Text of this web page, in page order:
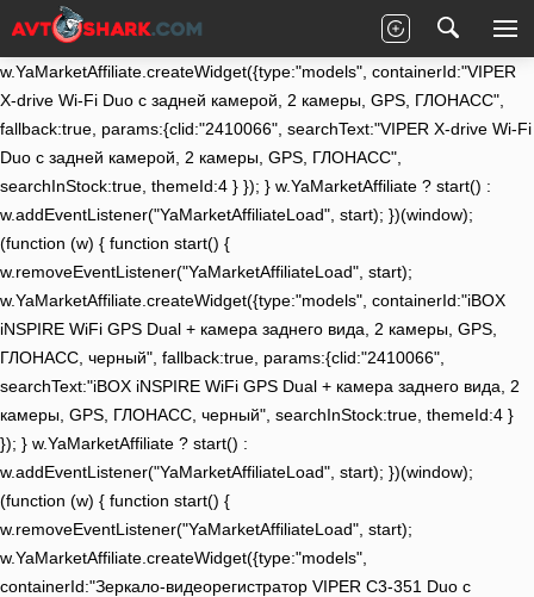
(function (w) { function start() {
w.removeEventListener("YaMarketAffiliateLoad", start);
w.YaMarketAffiliate.createWidget({type:"models", containerId:"VIPER
X-drive Wi-Fi Duo с задней камерой, 2 камеры, GPS, ГЛОНАСС",
fallback:true, params:{clid:"2410066", searchText:"VIPER X-drive Wi-Fi
Duo с задней камерой, 2 камеры, GPS, ГЛОНАСС",
searchInStock:true, themeId:4 } }); } w.YaMarketAffiliate ? start() :
w.addEventListener("YaMarketAffiliateLoad", start); })(window);
(function (w) { function start() {
w.removeEventListener("YaMarketAffiliateLoad", start);
w.YaMarketAffiliate.createWidget({type:"models", containerId:"iBOX
iNSPIRE WiFi GPS Dual + камера заднего вида, 2 камеры, GPS,
ГЛОНАСС, черный", fallback:true, params:{clid:"2410066",
searchText:"iBOX iNSPIRE WiFi GPS Dual + камера заднего вида, 2
камеры, GPS, ГЛОНАСС, черный", searchInStock:true, themeId:4 }
}); } w.YaMarketAffiliate ? start() :
w.addEventListener("YaMarketAffiliateLoad", start); })(window);
(function (w) { function start() {
w.removeEventListener("YaMarketAffiliateLoad", start);
w.YaMarketAffiliate.createWidget({type:"models",
containerId:"Зеркало-видеорегистратор VIPER C3-351 Duo с